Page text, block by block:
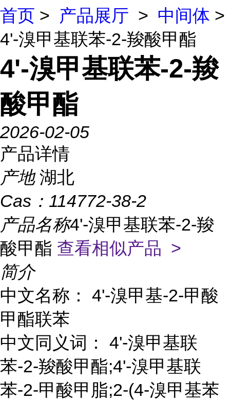
首页 > 产品展厅 > 中间体 >
4'-溴甲基联苯-2-羧酸甲酯
4'-溴甲基联苯-2-羧
酸甲酯
2026-02-05
产品详情
产地 湖北
Cas： 114772-38-2
产品名称4'-溴甲基联苯-2-羧
酸甲酯 查看相似产品 >
简介
中文名称： 4'-溴甲基-2-甲酸
甲酯联苯
中文同义词： 4'-溴甲基联
苯-2-羧酸甲酯;4'-溴甲基联
苯-2-甲酸甲脂;2-(4-溴甲基苯